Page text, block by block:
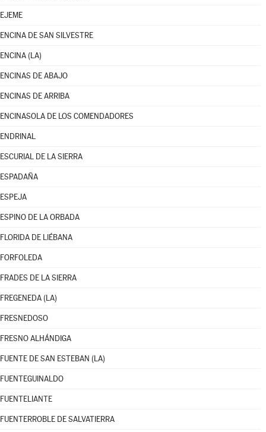
EJEME
ENCINA DE SAN SILVESTRE
ENCINA (LA)
ENCINAS DE ABAJO
ENCINAS DE ARRIBA
ENCINASOLA DE LOS COMENDADORES
ENDRINAL
ESCURIAL DE LA SIERRA
ESPADAÑA
ESPEJA
ESPINO DE LA ORBADA
FLORIDA DE LIÉBANA
FORFOLEDA
FRADES DE LA SIERRA
FREGENEDA (LA)
FRESNEDOSO
FRESNO ALHÁNDIGA
FUENTE DE SAN ESTEBAN (LA)
FUENTEGUINALDO
FUENTELIANTE
FUENTERROBLE DE SALVATIERRA